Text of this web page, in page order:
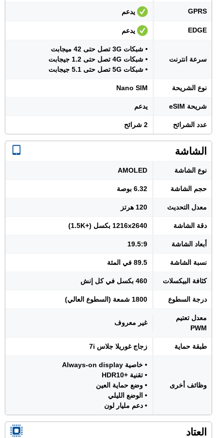
GPRS يدعم
EDGE يدعم
سرعة انترنت
• شبكات 3G تصل حتى 42 ميجابت
• شبكات 4G تصل حتى 1.2 جيجابت
• شبكات 5G تصل حتى 5.1 جيجابت
نوع الشريحة Nano SIM
شريحة eSIM يدعم
عدد الشرائح 2 شرائح
الشاشة
نوع الشاشة AMOLED
حجم الشاشة 6.32 بوصة
معدل التحديث 120 هرتز
دقة الشاشة 1216x2640 بكسل (+1.5K)
أبعاد الشاشة 19.5:9
نسبة الشاشة 89.5 في المئة
كثافة البيكسلات 460 بكسل في كل إنش
درجة السطوع 1800 شمعة (السطوع العالي)
معدل تعتيم
PWM
غير معروف
طبقة حماية زجاج غوريلا جلاس 7i
وظائف أخرى
• خاصية Always-on display
• تقنية +HDR10
• وضع حماية العين
• الوضع الليلي
• دعم مليار لون
العتاد